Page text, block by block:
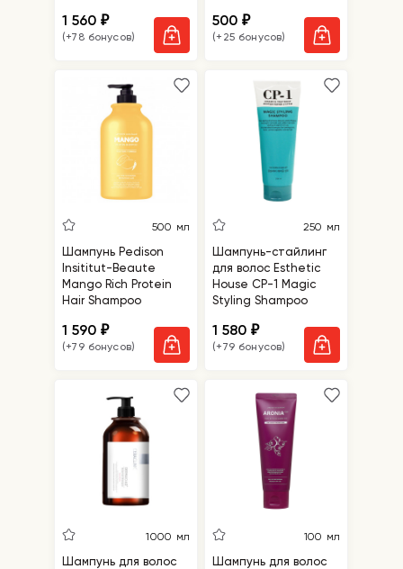
1 560₽
(+78 бонусов)
Shampoo
500₽
(+25 бонусов)
500 мл
Шампунь Pedison
Insititut-Beaute
Mango Rich Protein
Hair Shampoo
1 590₽
(+79 бонусов)
250 мл
Шампунь-стайлинг
для волос Esthetic
House CP-1 Magic
Styling Shampoo
1 580₽
(+79 бонусов)
1000 мл
Шампунь для волос
100 мл
Шампунь для волос